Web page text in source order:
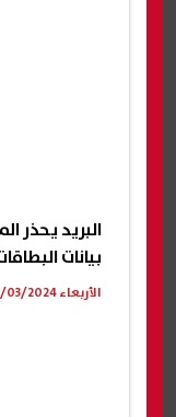
البريد يحذر
بيانات
الأربعاء 06/03/2024 07:25 م